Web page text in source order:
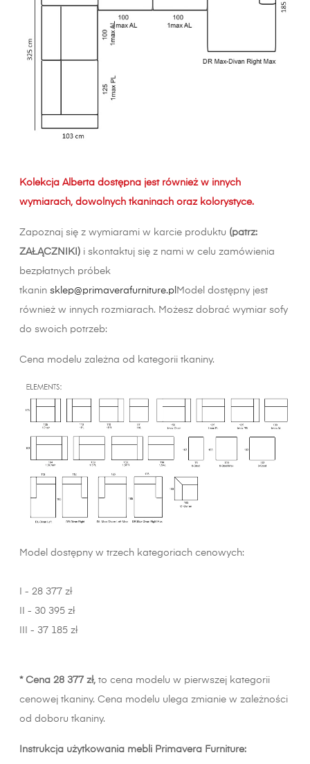
Kolekcja Alberta dostępna jest również w innych
wymiarach, dowolnych tkaninach oraz kolorystyce.
Zapoznaj się z wymiarami w karcie produktu (patrz:
ZAŁĄCZNIKI) i skontaktuj się z nami w celu zamówienia
bezpłatnych próbek
tkanin sklep@primaverafurniture.pl Model dostępny jest
również w innych rozmiarach. Możesz dobrać wymiar sofy
do swoich potrzeb:
Cena modelu zależna od kategorii tkaniny.
Model dostępny w trzech kategoriach cenowych:
I - 28 377 zł
II - 30 395 zł
III - 37 185 zł
* Cena 28 377 zł, to cena modelu w pierwszej kategorii
cenowej tkaniny. Cena modelu ulega zmianie w zależności
od doboru tkaniny.
Instrukcja użytkowania mebli Primavera Furniture: